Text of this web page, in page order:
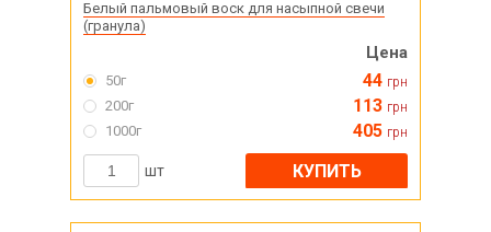
Белый пальмовый воск для насыпной свечи
(гранула)
Цена
50г 44 грн
200г 113 грн
1000г 405 грн
шт КУПИТЬ